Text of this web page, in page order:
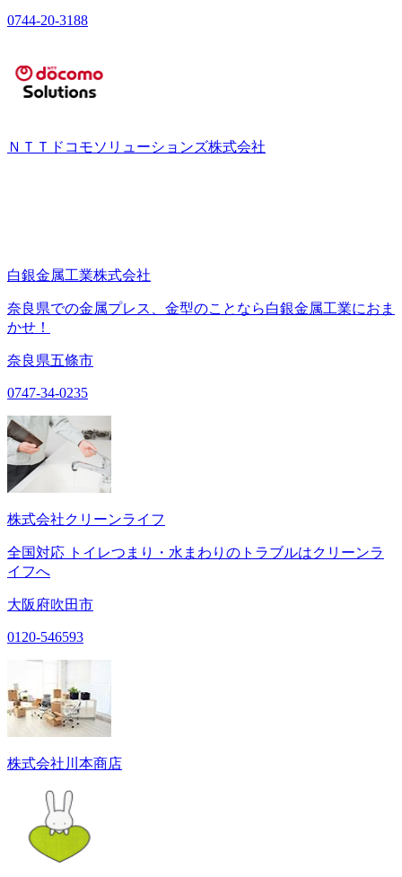
0744-20-3188
ＮＴＴドコモソリューションズ株式会社
白銀金属工業株式会社
奈良県での金属プレス、金型のことなら白銀金属工業におま
かせ！
奈良県五條市
0747-34-0235
株式会社クリーンライフ
全国対応 トイレつまり・水まわりのトラブルはクリーンラ
イフへ
大阪府吹田市
0120-546593
株式会社川本商店